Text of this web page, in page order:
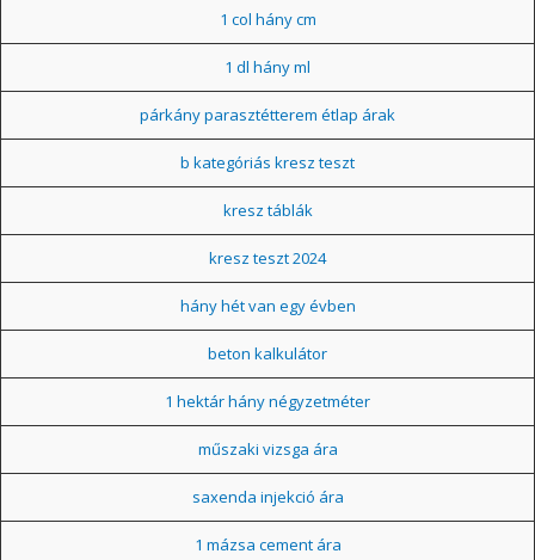
1 col hány cm
1 dl hány ml
párkány parasztétterem étlap árak
b kategóriás kresz teszt
kresz táblák
kresz teszt 2024
hány hét van egy évben
beton kalkulátor
1 hektár hány négyzetméter
műszaki vizsga ára
saxenda injekció ára
1 mázsa cement ára